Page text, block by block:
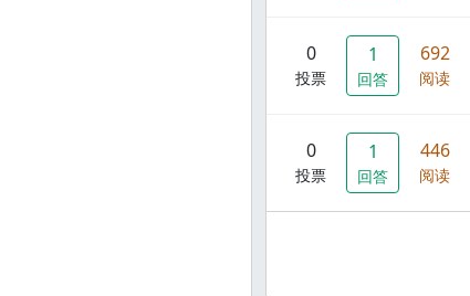
0
投票
1
回答
692
阅读
0
投票
1
回答
446
阅读